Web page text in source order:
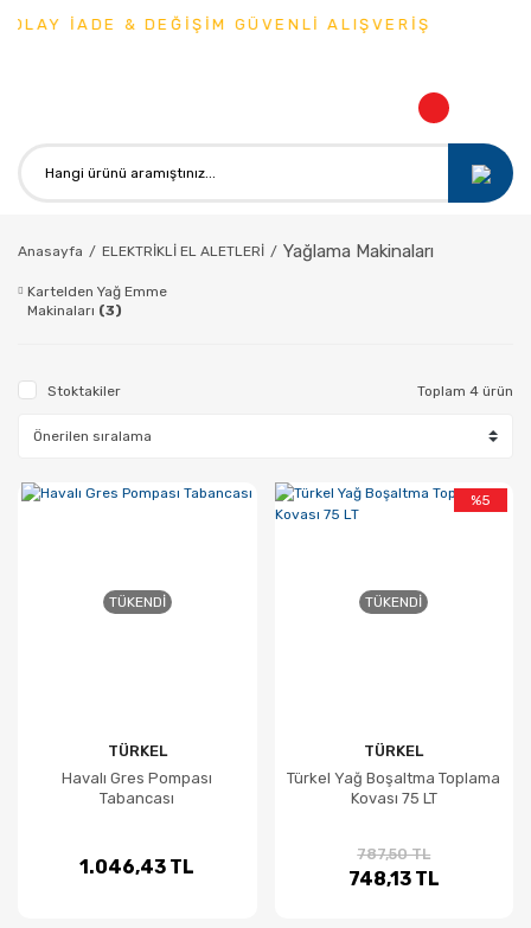
İADE & DEĞİŞİM GÜVENLİ ALIŞVERİŞ
Anasayfa ELEKTRİKLİ EL ALETLERİ Yağlama Makinaları
Kartelden Yağ Emme
Makinaları (3)
Stoktakiler Toplam 4 ürün
TÜKENDI
TÜRKEL
Havalı Gres Pompası
Tabancası
1.046,43 TL
%5
TÜKENDI
TÜRKEL
Türkel Yağ Boşaltma Toplama
Kovası 75 LT
787,50 TL
748,13 TL